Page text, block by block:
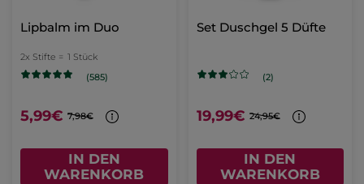
Lipbalm im Duo
2x Stifte = 1 Stück
(585)
5,99€ 7,98€
IN DEN
WARENKORB
Set Duschgel 5 Düfte
(2)
19,99€ 24,95€
IN DEN
WARENKORB